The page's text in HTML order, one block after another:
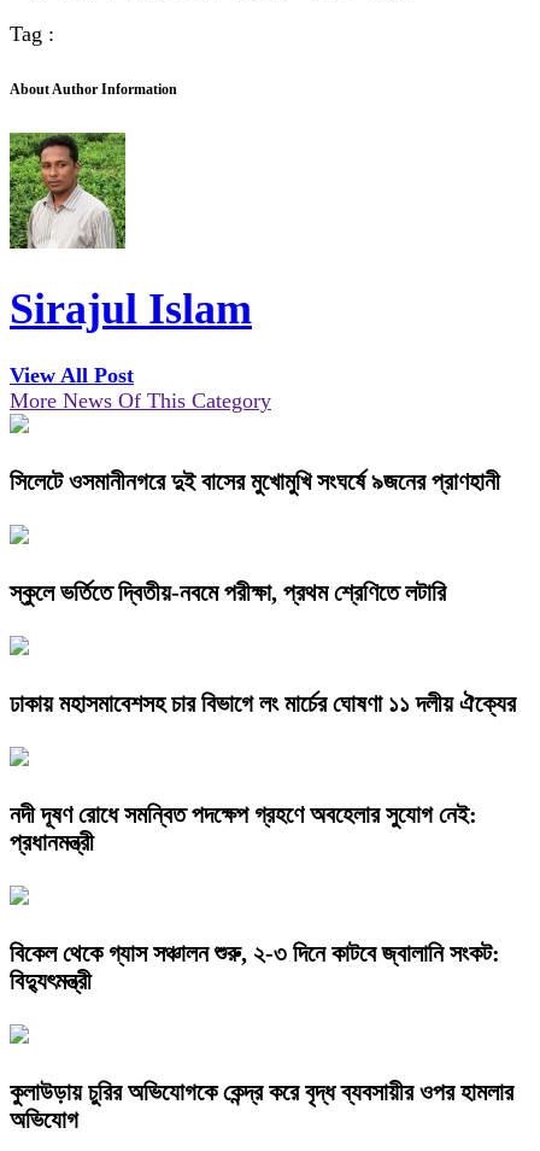
Tag :
About Author Information
Sirajul Islam
View All Post
More News Of This Category
সিলেটে ওসমানীনগরে দুই বাসের মুখোমুখি সংঘর্ষে ৯জনের প্রাণহানী
স্কুলে ভর্তিতে দ্বিতীয়-নবমে পরীক্ষা, প্রথম শ্রেণিতে লটারি
ঢাকায় মহাসমাবেশসহ চার বিভাগে লং মার্চের ঘোষণা ১১ দলীয় ঐক্যের
নদী দূষণ রোধে সমন্বিত পদক্ষেপ গ্রহণে অবহেলার সুযোগ নেই:
প্রধানমন্ত্রী
বিকেল থেকে গ্যাস সঞ্চালন শুরু, ২-৩ দিনে কাটবে জ্বালানি সংকট:
বিদ্যুৎমন্ত্রী
কুলাউড়ায় চুরির অভিযোগকে কেন্দ্র করে বৃদ্ধ ব্যবসায়ীর ওপর হামলার
অভিযোগ